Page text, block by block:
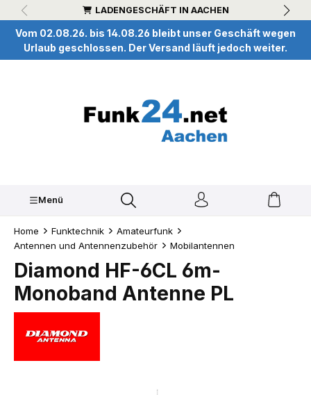
springen LADENGESCHÄFT IN AACHEN
Vom 02.08.26. bis 14.08.26 bleibt unser Geschäft wegen
Urlaub geschlossen. Der Versand läuft jedoch weiter.
Menü
Home Funktechnik
Amateurfunk
Antennen und Antennenzubehör
Mobilantennen
Diamond HF-6CL 6m-
Monoband Antenne PL